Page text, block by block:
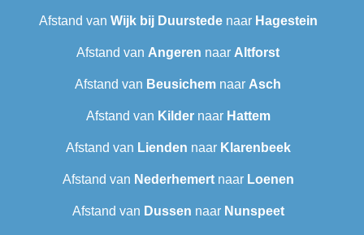
Afstand van Wijk bij Duurstedenaar Hagestein
Afstand van Angeren naar Altforst
Afstand van Beusichem naar Asch
Afstand van Kildernaar Hattem
Afstand van Lienden naar Klarenbeek
Afstand van Nederhemertnaar Loenen
Afstand van Dussen naar Nunspeet